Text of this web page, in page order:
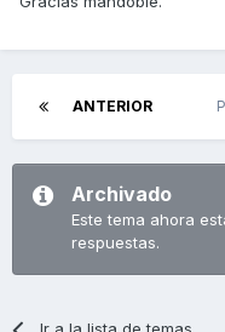
ANTERIOR
Archivado
Este tema ahora
respuestas.